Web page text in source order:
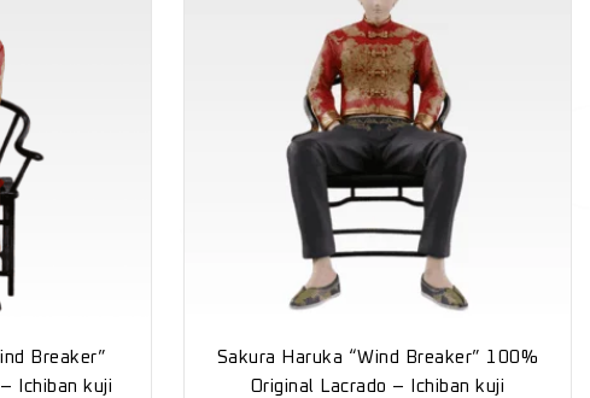
Breaker”
Ichiban kuji
Sakura Haruka “Wind Breaker” 100%
Original Lacrado – Ichiban kuji